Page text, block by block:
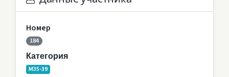
Номер
184
Категория
M35-39